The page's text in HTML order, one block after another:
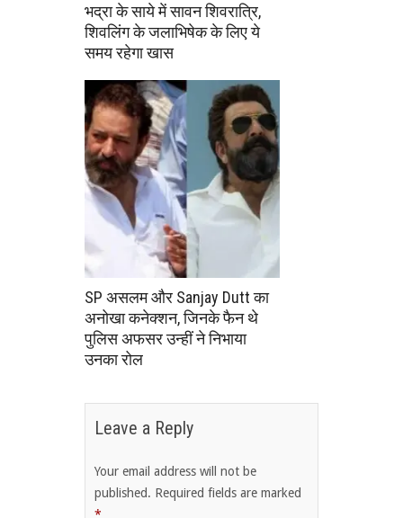
भद्रा के साये में सावन शिवरात्रि,
शिवलिंग के जलाभिषेक के लिए ये
समय रहेगा खास
SP असलम और Sanjay Dutt का
अनोखा कनेक्शन, जिनके फैन थे
पुलिस अफसर उन्हीं ने निभाया
उनका रोल
Leave a Reply
Your email address will not be
published. Required fields are marked
*